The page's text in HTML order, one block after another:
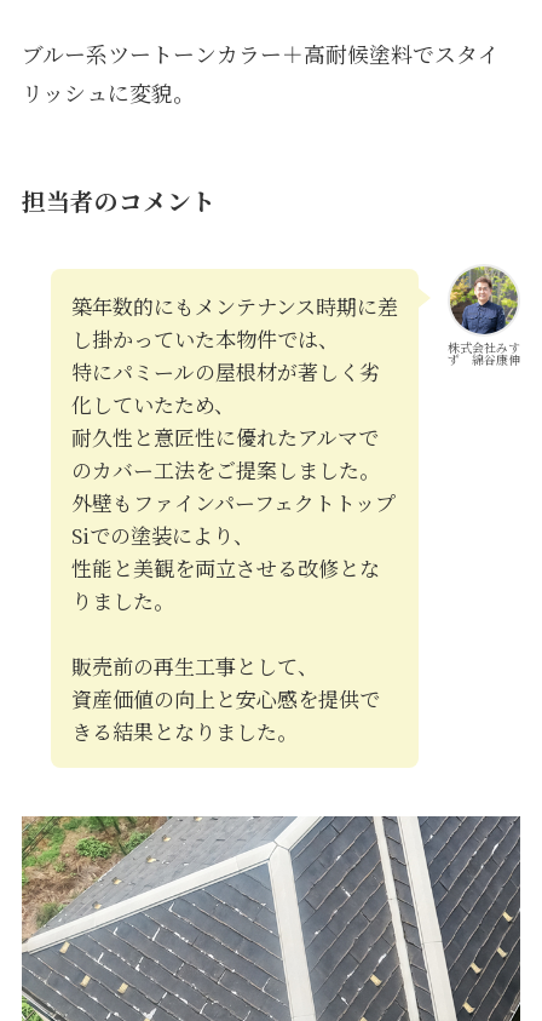
ブルー系ツートーンカラー＋高耐候塗料でスタイ
リッシュに変貌。
担当者のコメント
株式会社みす
ず 綿谷康伸
築年数的にもメンテナンス時期に差
し掛かっていた本物件では、
特にパミールの屋根材が著しく劣
化していたため、
耐久性と意匠性に優れたアルマで
のカバー工法をご提案しました。
外壁もファインパーフェクトトップ
Siでの塗装により、
性能と美観を両立させる改修とな
りました。
販売前の再生工事として、
資産価値の向上と安心感を提供で
きる結果となりました。